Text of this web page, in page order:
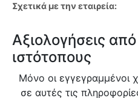
Σχετικά με την εταιρεία:
Αξιολογήσεις
ιστότοπους
Μόνο οι εγγεγραμμένοι
σε αυτές τις